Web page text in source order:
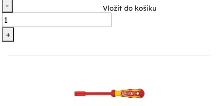
-
+
Vložit do košíku